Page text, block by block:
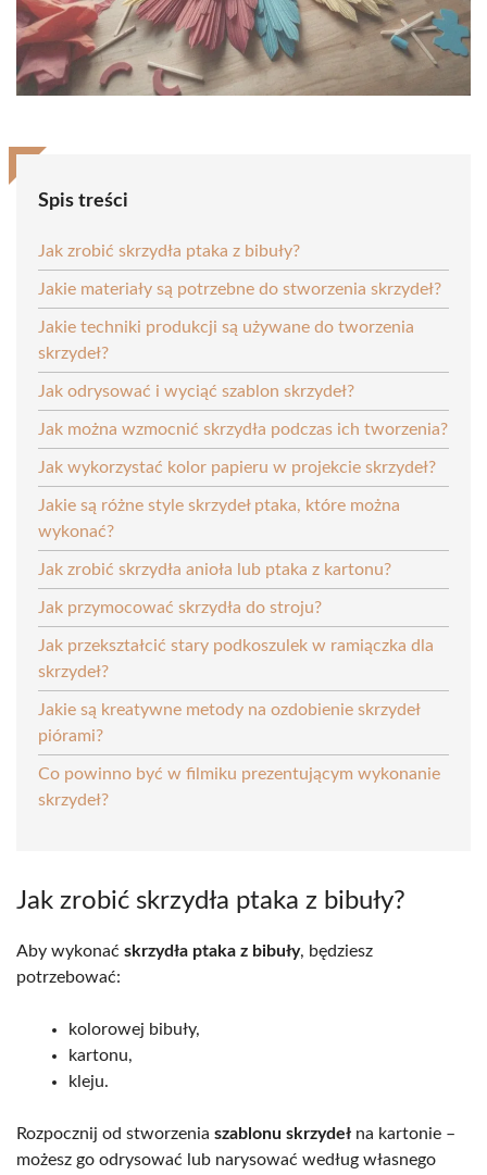
Spis treści
Jak zrobić skrzydła ptaka z bibuły?
Jakie materiały są potrzebne do stworzenia skrzydeł?
Jakie techniki produkcji są używane do tworzenia
skrzydeł?
Jak odrysować i wyciąć szablon skrzydeł?
Jak można wzmocnić skrzydła podczas ich tworzenia?
Jak wykorzystać kolor papieru w projekcie skrzydeł?
Jakie są różne style skrzydeł ptaka, które można
wykonać?
Jak zrobić skrzydła anioła lub ptaka z kartonu?
Jak przymocować skrzydła do stroju?
Jak przekształcić stary podkoszulek w ramiączka dla
skrzydeł?
Jakie są kreatywne metody na ozdobienie skrzydeł
piórami?
Co powinno być w filmiku prezentującym wykonanie
skrzydeł?
Jak zrobić skrzydła ptaka z bibuły?
Aby wykonać skrzydła ptaka z bibuły, będziesz
potrzebować:
kolorowej bibuły,
kartonu,
kleju.
Rozpocznij od stworzenia szablonu skrzydeł na kartonie –
możesz go odrysować lub narysować według własnego